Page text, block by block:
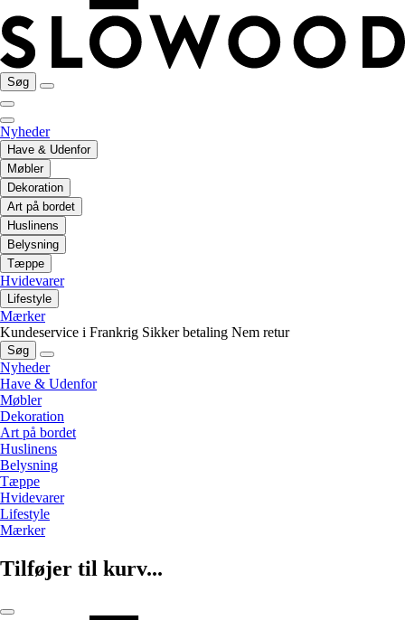
Søg
Nyheder
Have & Udenfor
Møbler
Dekoration
Art på bordet
Huslinens
Belysning
Tæppe
Hvidevarer
Lifestyle
Mærker
Kundeservice i Frankrig Sikker betaling Nem retur
Søg
Nyheder
Have & Udenfor
Møbler
Dekoration
Art på bordet
Huslinens
Belysning
Tæppe
Hvidevarer
Lifestyle
Mærker
Tilføjer til kurv...